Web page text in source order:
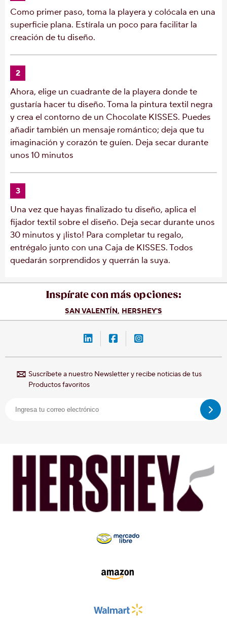
Como primer paso, toma la playera y colócala en una
superficie plana. Estírala un poco para facilitar la
creación de tu diseño.
2
Ahora, elige un cuadrante de la playera donde te
gustaría hacer tu diseño. Toma la pintura textil negra
y crea el contorno de un Chocolate KISSES. Puedes
añadir también un mensaje romántico; deja que tu
imaginación y corazón te guíen. Deja secar durante
unos 10 minutos
3
Una vez que hayas finalizado tu diseño, aplica el
fijador textil sobre el diseño. Deja secar durante unos
30 minutos y ¡listo! Para completar tu regalo,
entrégalo junto con una Caja de KISSES. Todos
quedarán sorprendidos y querrán la suya.
Inspírate con más opciones:
SAN VALENTÍN HERSHEY'S
LinkedIn-Hershey-México
Facebook-Hershey-
Instagram-
Suscríbete a nuestro Newsletter y recibe noticias de tus
Productos favoritos